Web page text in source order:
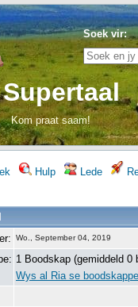
Soek vir:
Supertaal
Kom praat saam!
Hulp Lede
Wo., September 04, 2019
1 Boodskap (gemiddeld 0
Wys al Ria se boodskappe